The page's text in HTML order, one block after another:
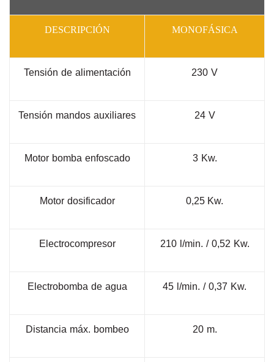
DESCRIPCIÓN MONOFÁSICA
Tensión de alimentación 230 V
Tensión mandos auxiliares 24 V
Motor bomba enfoscado 3 Kw.
Motor dosificador 0,25 Kw.
Electrocompresor 210 l/min. / 0,52 Kw.
Electrobomba de agua 45 l/min. / 0,37 Kw.
Distancia máx. bombeo 20 m.